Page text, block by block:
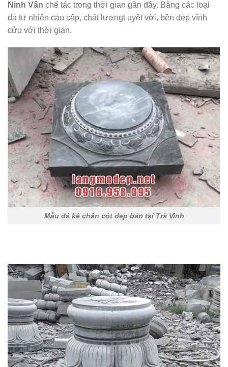
Ninh Vân chế tác trong thời gian gần đây. Bằng các loại
đá tự nhiên cao cấp, chất lượngt uyệt vời, bền đẹp vĩnh
cửu với thời gian.
Mẫu đá kê chân cột đẹp bán tại Trà Vinh